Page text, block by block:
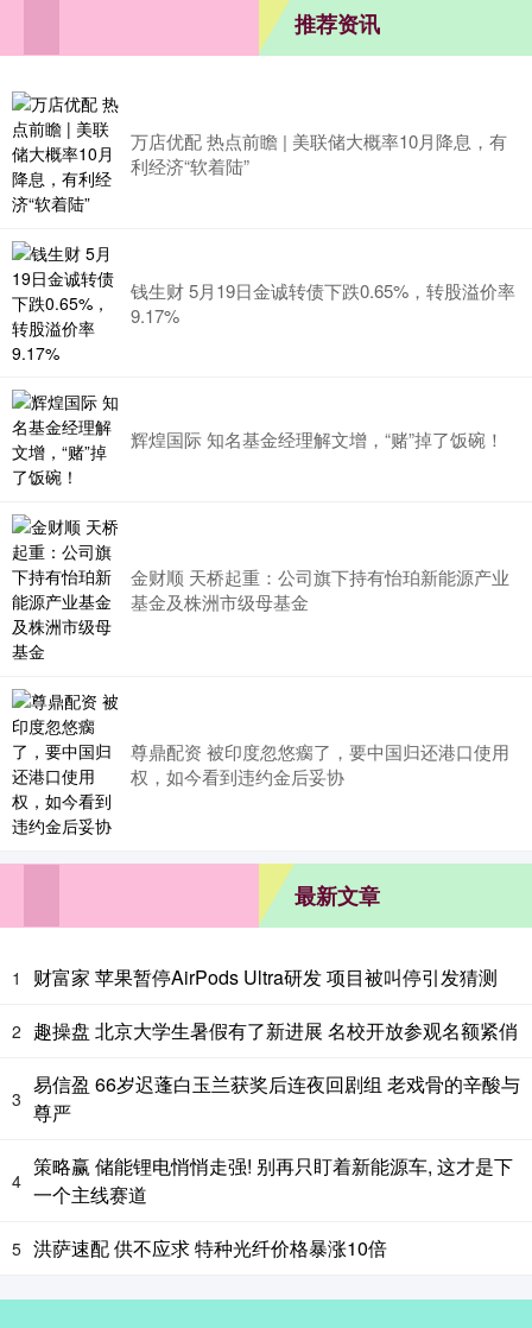
推荐资讯
万店优配 热点前瞻 | 美联储大概率10月降息，有
利经济“软着陆”
钱生财 5月19日金诚转债下跌0.65%，转股溢价率
9.17%
辉煌国际 知名基金经理解文增，“赌”掉了饭碗！
金财顺 天桥起重：公司旗下持有怡珀新能源产业
基金及株洲市级母基金
尊鼎配资 被印度忽悠瘸了，要中国归还港口使用
权，如今看到违约金后妥协
最新文章
1 财富家 苹果暂停AirPods Ultra研发 项目被叫停引发猜测
2 趣操盘 北京大学生暑假有了新进展 名校开放参观名额紧俏
3
易信盈 66岁迟蓬白玉兰获奖后连夜回剧组 老戏骨的辛酸与
尊严
4
策略赢 储能锂电悄悄走强! 别再只盯着新能源车, 这才是下
一个主线赛道
5 洪萨速配 供不应求 特种光纤价格暴涨10倍